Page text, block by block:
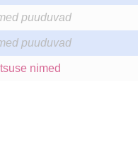
puuduvad
puuduvad
nimed